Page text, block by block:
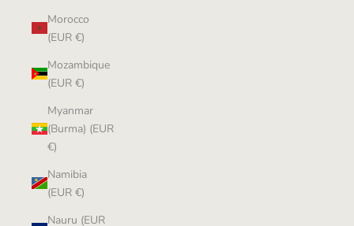
Morocco
(EUR €)
Mozambique
(EUR €)
Myanmar
(Burma) (EUR
€)
Namibia
(EUR €)
Nauru (EUR